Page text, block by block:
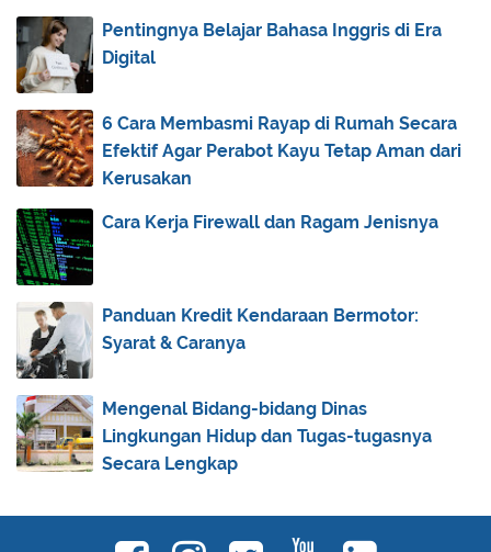
► 2013
► 2012 (40)
► 2011
▼ 2010 (83)
► December(26)
▼ November(30)
Teladan dari Abu Hanifah
Cinta Ibunda
Kehidupan : Ibarat Semut, Laba-Laba dan Lebah
Belajar dari Khidhir As
Tobatnya Pembunuh 100 Orang
Berhenti berarti kalah!
Kisah Nyata dari Amman - Jordan
Ada Sajadah Panjang Terbentang
Kisah: Saad bin Abi Waqqash dan Ibunya
Pentingnya Belajar Bahasa Inggris di Era
Digital
6 Cara Membasmi Rayap di Rumah Secara
Efektif Agar Perabot Kayu Tetap Aman dari
Kerusakan
Cara Kerja Firewall dan Ragam Jenisnya
Panduan Kredit Kendaraan Bermotor:
Syarat & Caranya
Mengenal Bidang-bidang Dinas
Lingkungan Hidup dan Tugas-tugasnya
Secara Lengkap